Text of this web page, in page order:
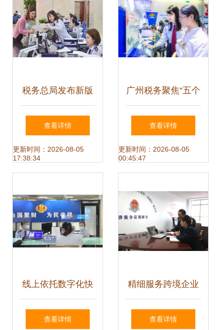
税务总局发布新版
纳税服务规范 全方
位提升税务服务效
查看详情
更新时间：2026-08-05
17:38:34
广州税务聚焦“五个
维度” 持续优化税
收营商环境
查看详情
更新时间：2026-08-05
00:45:47
线上依托数字化快
车道 线下打造精细
查看详情
精细服务跨境企业
以商标代理为切入
查看详情